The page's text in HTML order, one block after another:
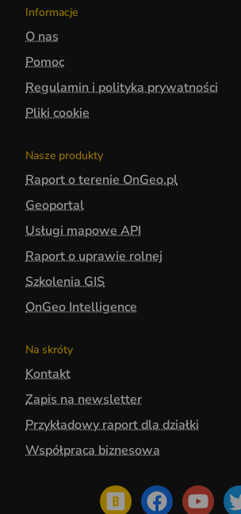
Informacje
O nas
Pomoc
Regulamin i polityka prywatności
Pliki cookie
Nasze produkty
Raport o terenie OnGeo.pl
Geoportal
Usługi mapowe API
Raport o uprawie rolnej
Szkolenia GIS
OnGeo Intelligence
Na skróty
Kontakt
Zapis na newsletter
Przykładowy raport dla działki
Współpraca biznesowa